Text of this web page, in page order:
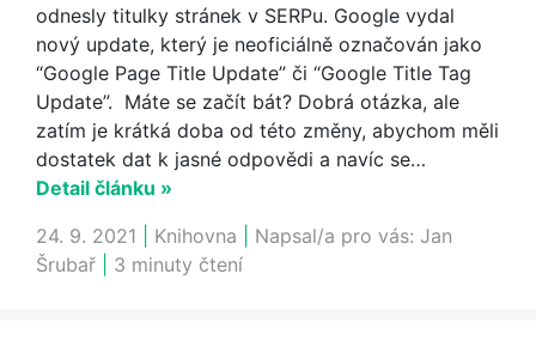
odnesly titulky stránek v SERPu. Google vydal
nový update, který je neoficiálně označován jako
“Google Page Title Update” či “Google Title Tag
Update”. Máte se začít bát? Dobrá otázka, ale
zatím je krátká doba od této změny, abychom měli
dostatek dat k jasné odpovědi a navíc se…
Detail článku »
24. 9. 2021
Knihovna Napsal/a pro vás: Jan
Šrubař
3 minuty čtení